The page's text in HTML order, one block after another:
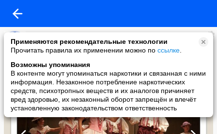
Применяются рекомендательные технологии
Прочитать правила их применении можно по ссылке
Возможны упоминания
В контенте могут упоминаться наркотики и связанная с ними
информация. Незаконное потребление наркотических
средств, психотропных веществ и их аналогов причиняет
вред здоровью, их незаконный оборот запрещён и влечёт
установленную законодательством ответственность
Комитет по культуре
added a photo
13 Aug в 10:16